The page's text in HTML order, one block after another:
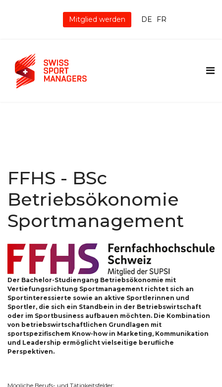
Mitglied werden DE FR
FFHS - BSc
Betriebsökonomie
Sportmanagement
Der Bachelor-Studiengang Betriebsökonomie mit
Vertiefungsrichtung Sportmanagement richtet sich an
Sportinteressierte sowie an aktive Sportlerinnen und
Sportler, die sich ein Standbein in der Betriebswirtschaft
oder im Sportbusiness aufbauen möchten. Die Kombination
von betriebswirtschaftlichen Grundlagen mit
sportspezifischem Know-how in Marketing, Kommunikation
und Leadership ermöglicht vielseitige berufliche
Perspektiven.
Mögliche Berufs- und Tätigkeitsfelder: